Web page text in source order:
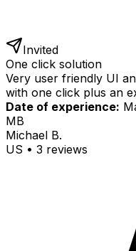
Invited
One click solution
Very user friendly UI
with one click plus an
Date of experience:
MB
Michael B.
US • 3 reviews